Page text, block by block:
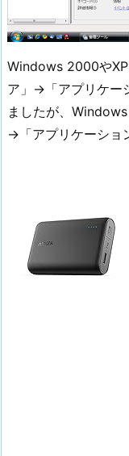
Windows 2000や
ア」→「アプリケー
ましたが、
→「アプリケーショ